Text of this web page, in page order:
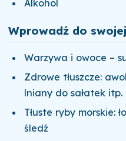
Alkohol
Wprowadź do
Warzywa i owoce –
Zdrowe tłuszcze:
lniany do sałatek itp.
Tłuste ryby morskie:
śledź